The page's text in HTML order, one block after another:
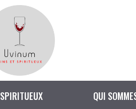
SPIRITUEUX QUI